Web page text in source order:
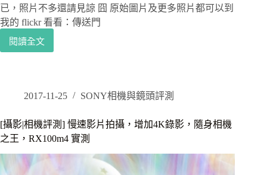
已，照片不多還請見諒 囧 原始圖片及更多照片都可以到
我的 flickr 看看：傳送門
閱讀全文
[攝
評
Sony
E
環
之
王，
2017-11-25 SONY相機與鏡頭評測
[攝影|相機評測] 慢速影片拍攝，增加4K錄影，隨身相機
之王，RX100m4 實測